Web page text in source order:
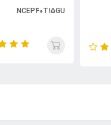
NCEP40T15GU